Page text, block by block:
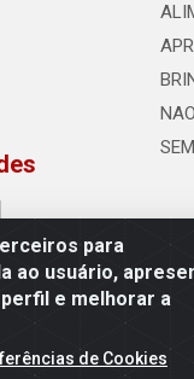
para
ao usuário,
e melhorar a
de Cookies
Distribuições - Rodovia